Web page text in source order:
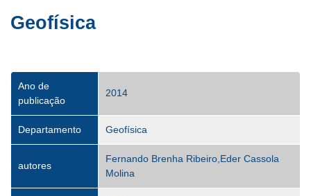
Geofísica
Ano de
publicação
2014
Departamento Geofísica
autores
Fernando Brenha Ribeiro,Eder Cassola
Molina